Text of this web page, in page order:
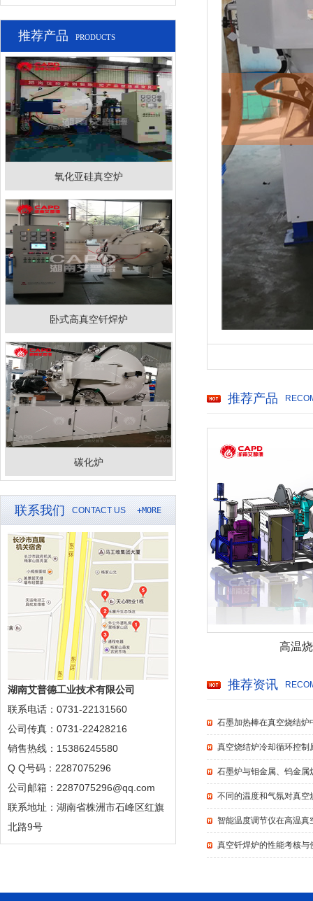
推荐产品 PRODUCTS
氧化亚硅真空炉
卧式高真空钎焊炉
碳化炉
联系我们 CONTACT US +MORE
湖南艾普德工业技术有限公司
联系电话：0731-22131560
公司传真：0731-22428216
销售热线：15386245580
Q Q号码：2287075296
公司邮箱：2287075296@qq.com
联系地址：湖南省株洲市石峰区红旗
北路9号
推荐产品
高温
推荐资讯
石墨加热棒在真空烧结炉
真空烧结炉冷却循环控制
石墨炉与钼金属、钨金属
不同的温度和气氛对真空
智能温度调节仪在高温真
真空钎焊炉的性能考核与